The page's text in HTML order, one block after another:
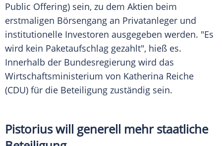
Public Offering) sein, zu dem Aktien beim
erstmaligen Börsengang an Privatanleger und
institutionelle Investoren ausgegeben werden. "Es
wird kein Paketaufschlag gezahlt", hieß es.
Innerhalb der Bundesregierung wird das
Wirtschaftsministerium von Katherina Reiche
(CDU) für die Beteiligung zuständig sein.
Pistorius will generell mehr staatliche